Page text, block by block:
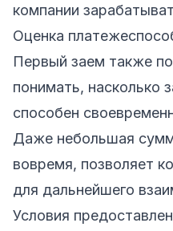
компании
Оценка
Первый заем также
понимать, насколько
способен
Даже небольшая
вовремя, позволяет
для дальнейшего
Условия